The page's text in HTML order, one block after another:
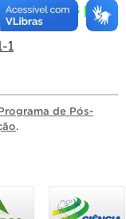
disponíveis pelo
1
de Pós-
.